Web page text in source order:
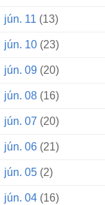
jún. 11 (13)
jún. 10 (23)
jún. 09 (20)
jún. 08 (16)
jún. 07 (20)
jún. 06 (21)
jún. 05 (2)
jún. 04 (16)